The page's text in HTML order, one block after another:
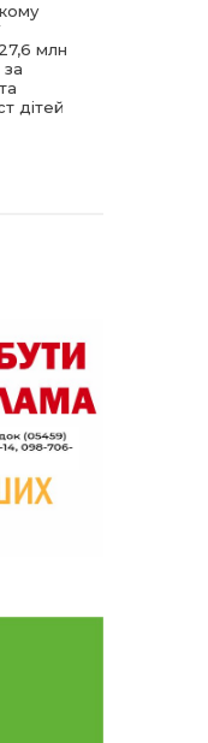
млн
дітей
у
життя
в
разом